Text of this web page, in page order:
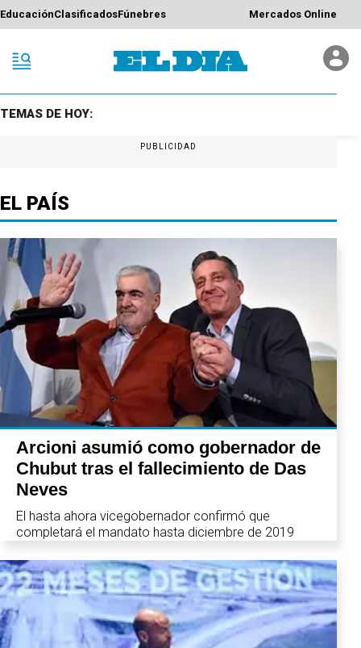
EducaciónClasificadosFúnebres Mercados Online
TEMAS DE HOY:
PUBLICIDAD
EL PAÍS
Arcioni asumió como gobernador de
Chubut tras el fallecimiento de Das
Neves
El hasta ahora vicegobernador confirmó que
completará el mandato hasta diciembre de 2019